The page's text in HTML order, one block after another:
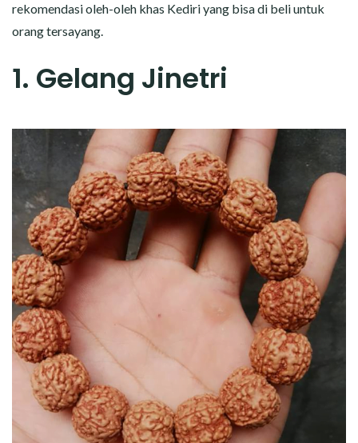
rekomendasi oleh-oleh khas Kediri yang bisa di beli untuk
orang tersayang.
1. Gelang Jinetri